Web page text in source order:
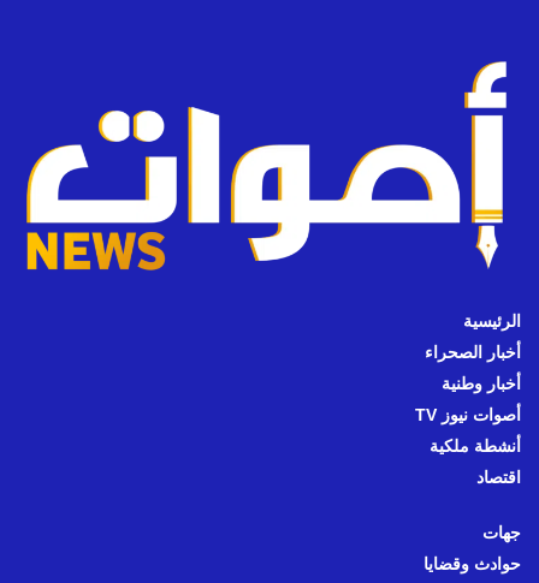
الرئيسية
أخبار الصحراء
أخبار وطنية
أصوات نيوز TV
أنشطة ملكية
اقتصاد
جهات
حوادث وقضايا